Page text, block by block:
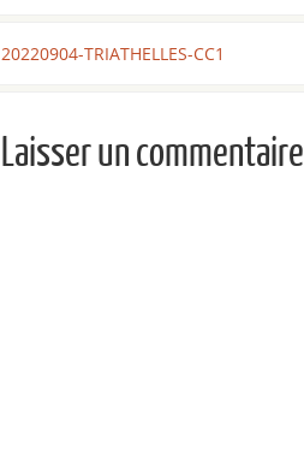
20220904-TRIATHELLES-CC1
Laisser un commentaire